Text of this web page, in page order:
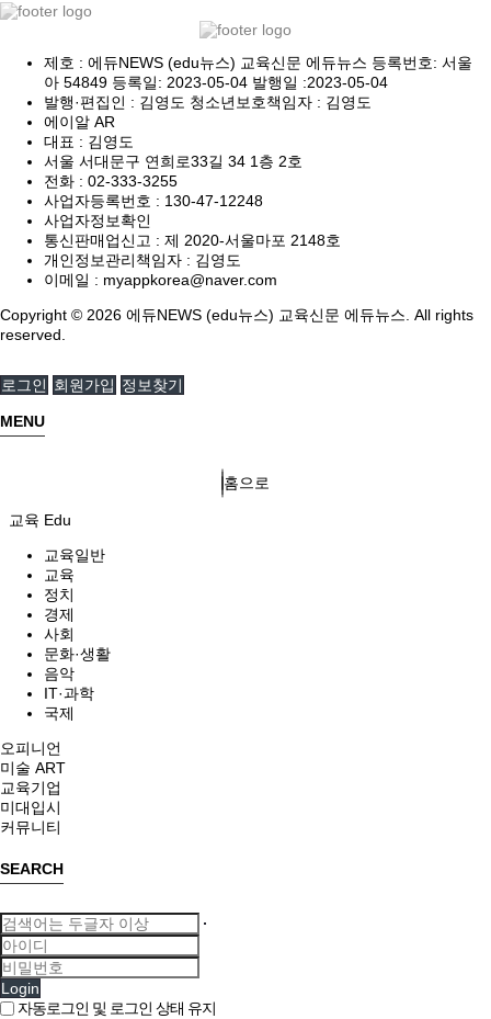
제호 : 에듀NEWS (edu뉴스) 교육신문 에듀뉴스 등록번호: 서울
아 54849 등록일: 2023-05-04 발행일 :2023-05-04
발행·편집인 : 김영도 청소년보호책임자 : 김영도
에이알 AR
대표 : 김영도
서울 서대문구 연희로33길 34 1층 2호
전화 : 02-333-3255
사업자등록번호 : 130-47-12248
사업자정보확인
통신판매업신고 : 제 2020-서울마포 2148호
개인정보관리책임자 : 김영도
이메일 : myappkorea@naver.com
Copyright © 2026 에듀NEWS (edu뉴스) 교육신문 에듀뉴스. All rights
reserved.
로그인 회원가입 정보찾기
MENU
홈으로
교육 Edu
교육일반
교육
정치
경제
사회
문화·생활
음악
IT·과학
국제
오피니언
미술 ART
교육기업
미대입시
커뮤니티
SEARCH
Login
자동로그인 및 로그인 상태 유지